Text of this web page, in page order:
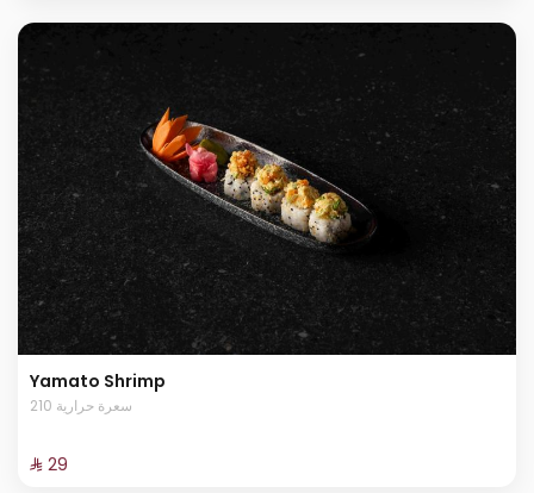
Yamato Shrimp
210 سعرة حرارية
⁨⁦‪‬ 29⁩